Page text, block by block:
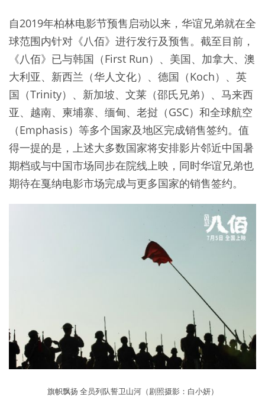
自2019年柏林电影节预售启动以来，华谊兄弟就在全
球范围内针对《八佰》进行发行及预售。截至目前，
《八佰》已与韩国（First Run）、美国、加拿大、澳
大利亚、新西兰（华人文化）、德国（Koch）、英
国（Trinity）、新加坡、文莱（邵氏兄弟）、马来西
亚、越南、柬埔寨、缅甸、老挝（GSC）和全球航空
（Emphasis）等多个国家及地区完成销售签约。值
得一提的是，上述大多数国家将安排影片邻近中国暑
期档或与中国市场同步在院线上映，同时华谊兄弟也
期待在戛纳电影市场完成与更多国家的销售签约。
旗帜飘扬 全员列队誓卫山河（剧照摄影：白小妍）